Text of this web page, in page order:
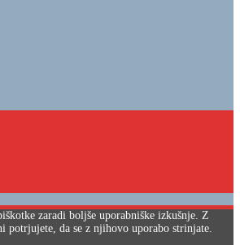
zaradi boljše uporabniške izkušnje. Z
potrjujete, da se z njihovo uporabo strinjate.